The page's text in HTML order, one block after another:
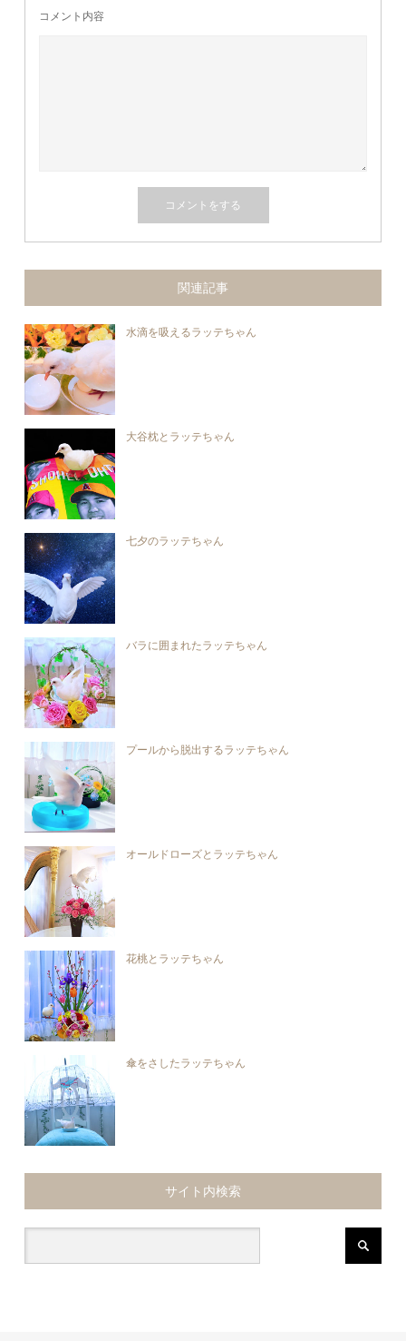
コメント内容
関連記事
水滴を吸えるラッテちゃん
大谷枕とラッテちゃん
七夕のラッテちゃん
バラに囲まれたラッテちゃん
プールから脱出するラッテちゃん
オールドローズとラッテちゃん
花桃とラッテちゃん
傘をさしたラッテちゃん
サイト内検索